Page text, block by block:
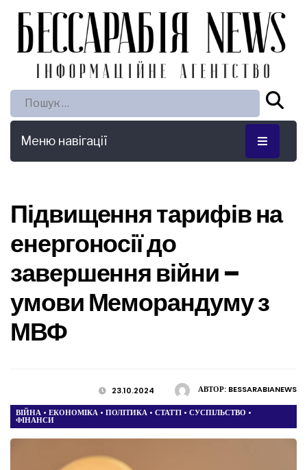
Пошук:
Меню навігації
Підвищення тарифів на
енергоносії до
завершення війни –
умови Меморандуму з
МВФ
АВТОР: BESSARABIANEWS
23.10.2024
ВІЙНА • ЕКОНОМІКА • ПОЛІТИКА • СТАТТІ • СУСПІЛЬСТВО •
ФІНАНСИ